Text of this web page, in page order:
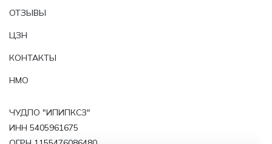
ОТЗЫВЫ
ЦЗН
КОНТАКТЫ
НМО
ЧУДПО "ИПИПКСЗ"
ИНН 5405961675